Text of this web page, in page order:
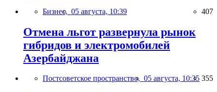
Бизнес, 05 августа, 10:39 407
Отмена льгот развернула рынок
гибридов и электромобилей
Азербайджана
Постсоветское пространство, 05 августа, 10:35 355